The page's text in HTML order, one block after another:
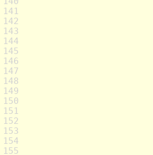
141
142
143
144
145
146
147
148
149
150
151
152
153
154
155